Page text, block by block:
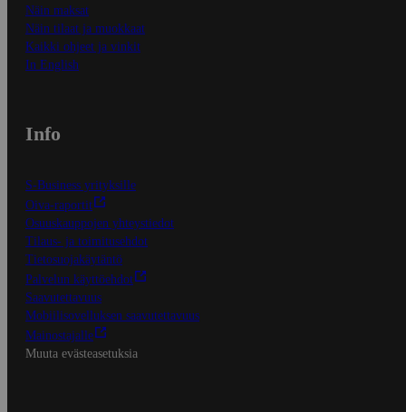
Näin maksat
Näin tilaat ja muokkaat
Kaikki ohjeet ja vinkit
In English
Info
S-Business yrityksille
Oiva-raportit
Osuuskauppojen yhteystiedot
Tilaus- ja toimitusehdot
Tietosuojakäytäntö
Palvelun käyttöehdot
Saavutettavuus
Mobiilisovelluksen saavutettavuus
Mainostajalle
Muuta evästeasetuksia